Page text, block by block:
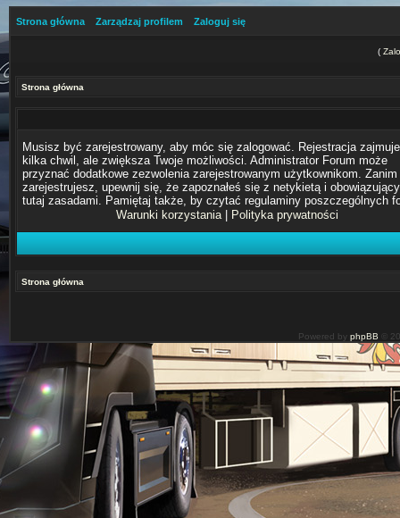
Strona główna Zarządzaj profilem Zaloguj się
(
Strona główna
Musisz być zarejestrowany, aby móc się zalogować. Rejestracja
kilka chwil, ale zwiększa Twoje możliwości. Administrator Forum może
przyznać dodatkowe zezwolenia zarejestrowanym użytkownikom.
zarejestrujesz, upewnij się, że zapoznałeś się z netykietą i
tutaj zasadami. Pamiętaj także, by czytać regulaminy poszczególnych
Warunki korzystania| Polityka prywatności
Strona główna
Powered by phpBB ©